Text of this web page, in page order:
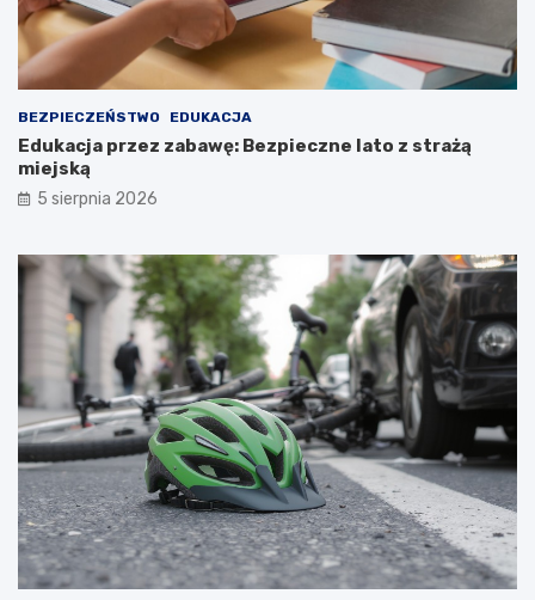
BEZPIECZEŃSTWO EDUKACJA
Edukacja przez zabawę: Bezpieczne lato z strażą
miejską
5 sierpnia 2026